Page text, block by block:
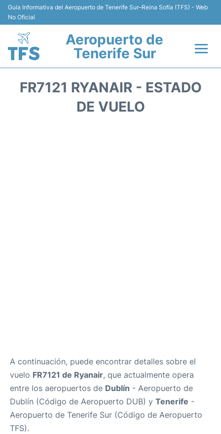
Guía Informativa del Aeropuerto de Tenerife Sur–Reina Sofía (TFS) - Web
No Oficial
Aeropuerto de
Tenerife Sur
FR7121 RYANAIR - ESTADO
DE VUELO
A continuación, puede encontrar detalles sobre el
vuelo FR7121 de Ryanair, que actualmente opera
entre los aeropuertos de Dublín - Aeropuerto de
Dublín (Código de Aeropuerto DUB) y Tenerife -
Aeropuerto de Tenerife Sur (Código de Aeropuerto
TFS).